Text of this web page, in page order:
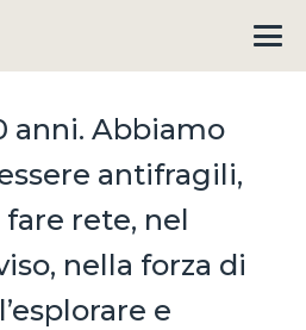
anni. Abbiamo
antifragili,
rete, nel
nella forza di
e